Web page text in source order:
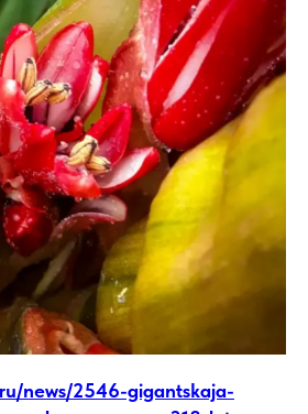
news/2546-gigantskaja-